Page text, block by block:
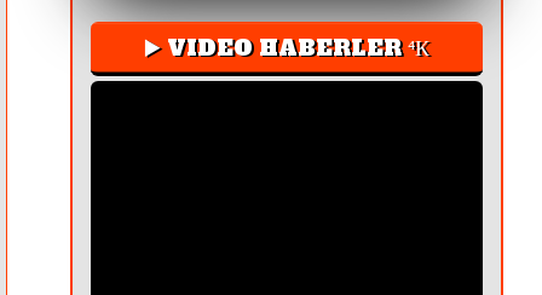
▶️ VIDEO HABERLER ⁴К